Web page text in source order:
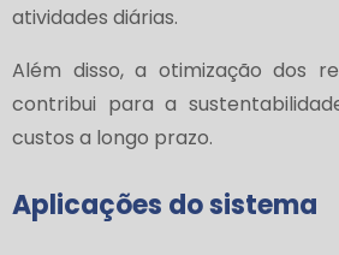
atividades diárias.
Além disso, a otimização dos
contribui para a
custos a longo prazo.
Aplicações do sistema